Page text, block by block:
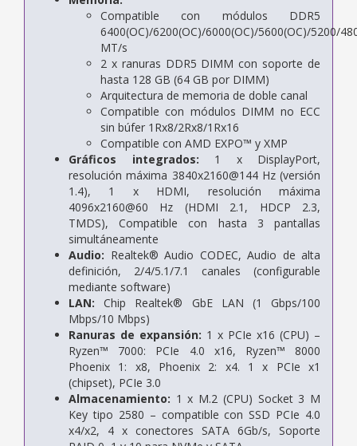
Compatible con módulos DDR5
6400(OC)/6200(OC)/6000(OC)/5600(OC)/5200/
MT/s
2 x ranuras DDR5 DIMM con soporte de
hasta 128 GB (64 GB por DIMM)
Arquitectura de memoria de doble canal
Compatible con módulos DIMM no ECC
sin búfer 1Rx8/2Rx8/1Rx16
Compatible con AMD EXPO™ y XMP
Gráficos integrados: 1 x DisplayPort,
resolución máxima 3840x2160@144 Hz (versión
1.4), 1 x HDMI, resolución máxima
4096x2160@60 Hz (HDMI 2.1, HDCP 2.3,
TMDS), Compatible con hasta 3 pantallas
simultáneamente
Audio: Realtek® Audio CODEC, Audio de alta
definición, 2/4/5.1/7.1 canales (configurable
mediante software)
LAN: Chip Realtek® GbE LAN (1 Gbps/100
Mbps/10 Mbps)
Ranuras de expansión: 1 x PCIe x16 (CPU) –
Ryzen™ 7000: PCIe 4.0 x16, Ryzen™ 8000
Phoenix 1: x8, Phoenix 2: x4. 1 x PCIe x1
(chipset), PCIe 3.0
Almacenamiento: 1 x M.2 (CPU) Socket 3 M
Key tipo 2580 – compatible con SSD PCIe 4.0
x4/x2, 4 x conectores SATA 6Gb/s, Soporte